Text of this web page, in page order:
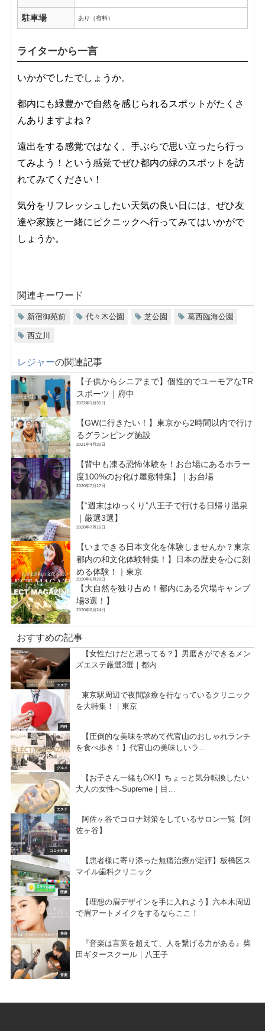
駐車場 あり（有料）
ライターから一言
いかがでしたでしょうか。
都内にも緑豊かで自然を感じられるスポットがたくさ
んありますよね？
遠出をする感覚ではなく、手ぶらで思い立ったら行っ
てみよう！という感覚でぜひ都内の緑のスポットを訪
れてみてください！
気分をリフレッシュしたい天気の良い日には、ぜひ友
達や家族と一緒にピクニックへ行ってみてはいかがで
しょうか。
関連キーワード
新宿御苑前 代々木公園 芝公園 葛西臨海公園
西立川
レジャーの関連記事
【子供からシニアまで】個性的でユーモアなTR
スポーツ｜府中
2022年1月31日
【GWに行きたい！】東京から2時間以内で行け
るグランピング施設
2021年4月30日
【背中も凍る恐怖体験を！お台場にあるホラー
度100%のお化け屋敷特集】｜お台場
2020年7月17日
【“週末はゆっくり”八王子で行ける日帰り温泉
｜厳選3選】
2020年7月16日
【いまできる日本文化を体験しませんか？東京
都内の和文化体験特集！】日本の歴史を心に刻
める体験！｜東京
2020年6月29日
【大自然を独り占め！都内にある穴場キャンプ
場3選！】
2020年6月24日
おすすめの記事
エステ
【女性だけだと思ってる？】男磨きができるメン
ズエステ厳選3選｜都内
内科
東京駅周辺で夜間診療を行なっているクリニック
を大特集！｜東京
グルメ
【圧倒的な美味を求めて代官山のおしゃれランチ
を食べ歩き！】代官山の美味しいラ…
エステ
【お子さん一緒もOK!】ちょっと気分転換したい
大人の女性へSupreme｜目…
コロナ対策
阿佐ヶ谷でコロナ対策をしているサロン一覧【阿
佐ヶ谷】
医療
【患者様に寄り添った無痛治療が定評】板橋区ス
マイル歯科クリニック
美容
【理想の眉デザインを手に入れよう】六本木周辺
で眉アートメイクをするならここ！
音楽
『音楽は言葉を超えて、人を繋げる力がある』柴
田ギタースクール｜八王子